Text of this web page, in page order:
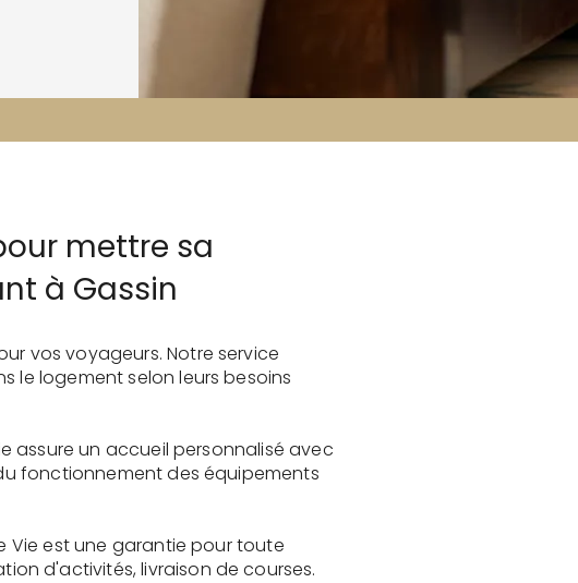
mettre sa
à Gassin
vos voyageurs. Notre service
le logement selon leurs besoins
assure un accueil personnalisé avec
fonctionnement des équipements
Vie est une garantie pour toute
d'activités, livraison de courses.